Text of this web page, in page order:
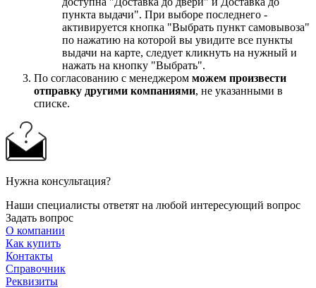
пункта выдачи". При выборе последнего -
активируется кнопка "Выбрать пункт самовывоза"
по нажатию на которой вы увидите все пункты
выдачи на карте, следует кликнуть на нужный и
нажать на кнопку "Выбрать".
По согласованию с менеджером можем произвести
отправку другими компаниями, не указанными в
списке.
Нужна консультация?
Наши специалисты ответят на любой интересующий вопрос
Задать вопрос
О компании
Как купить
Контакты
Справочник
Реквизиты